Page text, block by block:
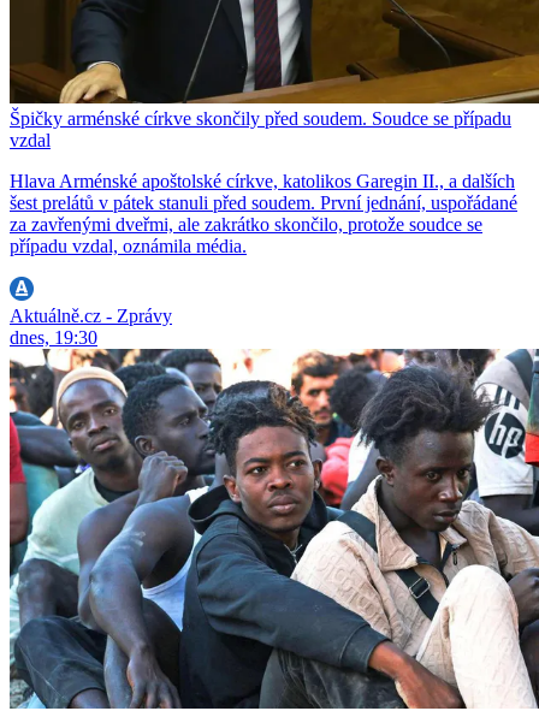
Špičky arménské církve skončily před soudem. Soudce se případu
vzdal
Hlava Arménské apoštolské církve, katolikos Garegin II., a dalších
šest prelátů v pátek stanuli před soudem. První jednání, uspořádané
za zavřenými dveřmi, ale zakrátko skončilo, protože soudce se
případu vzdal, oznámila média.
Aktuálně.cz - Zprávy
dnes, 19:30